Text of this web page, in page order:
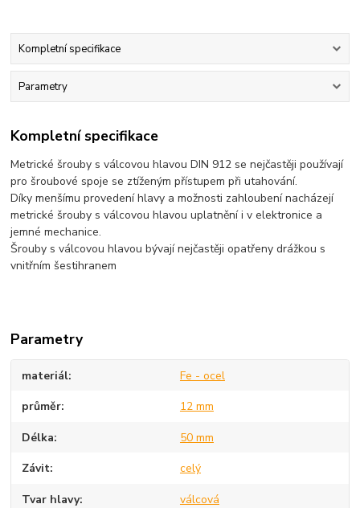
Kompletní specifikace
Parametry
Kompletní specifikace
Metrické šrouby s válcovou hlavou DIN 912 se nejčastěji používají
pro šroubové spoje se ztíženým přístupem při utahování.
Díky menšímu provedení hlavy a možnosti zahloubení nacházejí
metrické šrouby s válcovou hlavou uplatnění i v elektronice a
jemné mechanice.
Šrouby s válcovou hlavou bývají nejčastěji opatřeny drážkou s
vnitřním šestihranem
Parametry
materiál Fe - ocel
průměr 12 mm
Délka 50 mm
Závit celý
Tvar hlavy válcová